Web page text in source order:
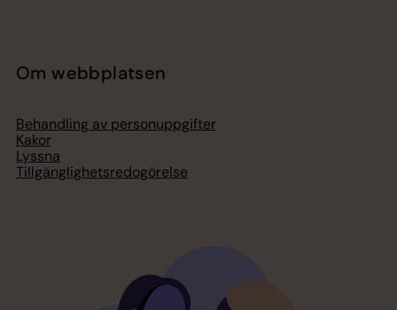
Om webbplatsen
Behandling av personuppgifter
Kakor
Lyssna
Tillgänglighetsredogörelse